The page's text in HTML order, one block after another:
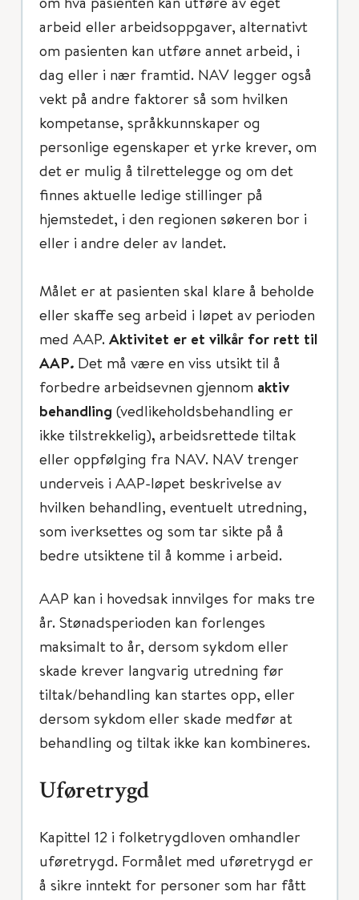
arbeid eller arbeidsoppgaver, alternativt
om pasienten kan utføre annet arbeid, i
dag eller i nær framtid. NAV legger også
vekt på andre faktorer så som hvilken
kompetanse, språkkunnskaper og
personlige egenskaper et yrke krever, om
det er mulig å tilrettelegge og om det
finnes aktuelle ledige stillinger på
hjemstedet, i den regionen søkeren bor i
eller i andre deler av landet.
Målet er at pasienten skal klare å beholde
eller skaffe seg arbeid i løpet av perioden
med AAP. Aktivitet er et vilkår for rett til
AAP. Det må være en viss utsikt til å
forbedre arbeidsevnen gjennom aktiv
behandling (vedlikeholdsbehandling er
ikke tilstrekkelig), arbeidsrettede tiltak
eller oppfølging fra NAV. NAV trenger
underveis i AAP-løpet beskrivelse av
hvilken behandling, eventuelt utredning,
som iverksettes og som tar sikte på å
bedre utsiktene til å komme i arbeid.
AAP kan i hovedsak innvilges for maks tre
år. Stønadsperioden kan forlenges
maksimalt to år, dersom sykdom eller
skade krever langvarig utredning før
tiltak/behandling kan startes opp, eller
dersom sykdom eller skade medfør at
behandling og tiltak ikke kan kombineres.
Uføretrygd
Kapittel 12 i folketrygdloven omhandler
uføretrygd. Formålet med uføretrygd er
å sikre inntekt for personer som har fått